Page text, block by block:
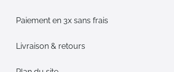
Paiement en 3x sans frais
Livraison & retours